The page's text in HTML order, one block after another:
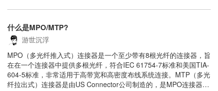
什么是MPO/MTP?
游世沉浮
MPO（多光纤推入式）连接器是一个至少带有8根光纤的连接器，旨
在在一个连接器中提供多根光纤，符合IEC 61754-7标准和美国TIA-
604-5标准，非常适用于高带宽和高密度布线系统连接。MTP（多光
纤拉出式）连接器是由US Connector公司制造的，是MPO连接器的